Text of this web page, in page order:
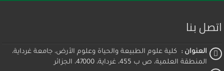
اتصل بنا
العنوان : كلية علوم الطبيعة والحياة وعلوم الأرض، جامعة غرداية،
المنطقة العلمية، ص ب 455، غرداية، 47000، الجزائر